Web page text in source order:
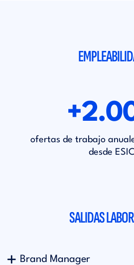
ofertas de trabajo
desde ESIC
SALIDAS
Brand Manager